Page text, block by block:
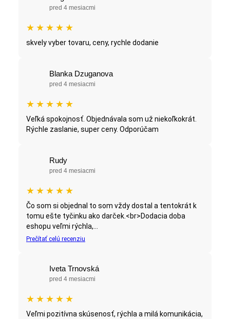
pred 4 mesiacmi
★ ★ ★ ★ ★
skvely vyber tovaru, ceny, rychle dodanie
Blanka Dzuganova
pred 4 mesiacmi
★ ★ ★ ★ ★
Veľká spokojnosť. Objednávala som už niekoľkokrát.
Rýchle zaslanie, super ceny. Odporúčam
Rudy
pred 4 mesiacmi
★ ★ ★ ★ ★
Čo som si objednal to som vždy dostal a tentokrát k
tomu ešte tyčinku ako darček.<br>Dodacia doba
eshopu veľmi rýchla,...
Prečítať celú recenziu
Iveta Trnovská
pred 4 mesiacmi
★ ★ ★ ★ ★
Veľmi pozitívna skúsenosť, rýchla a milá komunikácia,